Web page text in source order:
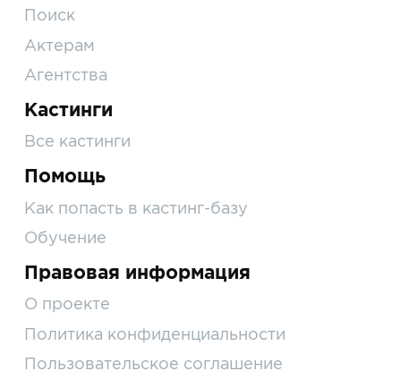
Поиск
Актерам
Агентства
Кастинги
Все кастинги
Помощь
Как попасть в кастинг-базу
Обучение
Правовая информация
О проекте
Политика конфиденциальности
Пользовательское соглашение